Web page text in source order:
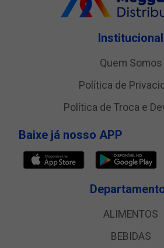
Institucional
Quem Somos
Política de
Política de Troca e
Baixe já nosso APP
ALIMENTOS
BEBIDAS